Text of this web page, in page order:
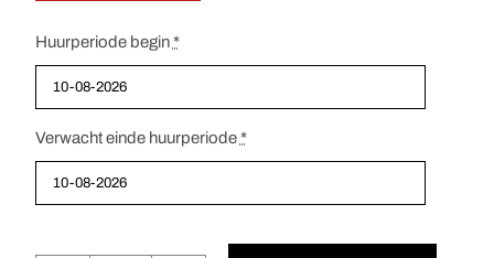
Huurperiode begin*
Verwacht einde huurperiode*